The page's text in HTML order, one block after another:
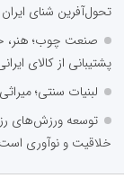
تحول‌آفرین شنای
صنعت چوب؛ هنر،
پشتیبانی از کالای
لبنیات سنتی؛
توسعه ورزش‌های
خلاقیت و نوآوری است